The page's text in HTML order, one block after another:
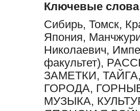
Ключевые слова
Сибирь, Томск,
Япония,
Николаевич,
факультет),
ЗАМЕТКИ,
ГОРОДА,
МУЗЫКА,